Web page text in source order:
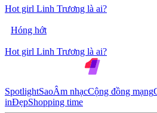
Hot girl Linh Trương là ai?
Hóng hớt
Hot girl Linh Trương là ai?
SpotlightSaoÂm nhạcCộng đồng mạng
inĐẹpShopping time